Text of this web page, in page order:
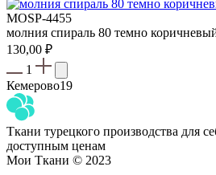
MOSP-4455
молния спираль 80 темно
130,00 ₽
1
Кемерово19
Ткани турецкого производства для
доступным ценам
Мои Ткани © 2023